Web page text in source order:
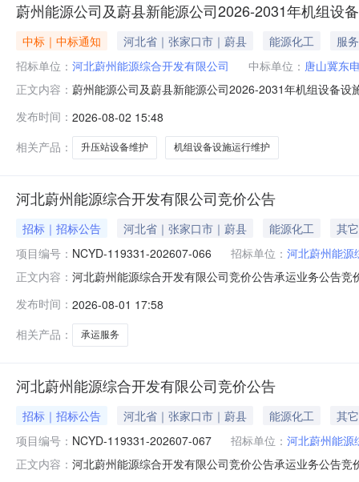
蔚州能源公司及蔚县新能源公司2026-2031年机组设
中标｜中标通知 河北省｜张家口市｜蔚县 能源化工
服务
招标单位： 河北蔚州能源综合开发有限公司 中标单位： 唐山冀东
正文内容： 蔚州能源公司及蔚县新能源公司2026-2031年机组设备
炉为超超临界参数前后墙对冲燃烧、固态排渣、π型直流
轴、
发布时间： 2026-08-02 15:48
相关产品：
升压站设备维护 机组设备设施运行维护
河北蔚州能源综合开发有限公司竞价公告
招标｜招标公告 河北省｜张家口市｜蔚县 能源化工
其它
项目编号： NCYD-119331-202607-066 招标单位： 河北蔚州能源
正文内容： 河北蔚州能源综合开发有限公司竞价公告承运业务公告
种：人民币4.承/倒运数量：8,0005.发货地：河北省,张
发布时间： 2026-08-01 17:58
相关产品：
承运服务
河北蔚州能源综合开发有限公司竞价公告
招标｜招标公告 河北省｜张家口市｜蔚县 能源化工
其它
项目编号： NCYD-119331-202607-067 招标单位： 河北蔚州能源
正文内容： 河北蔚州能源综合开发有限公司竞价公告承运业务公告